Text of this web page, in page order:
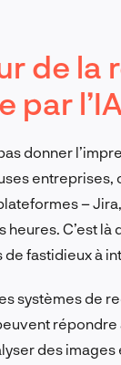
de la
par l’IA
donner
entreprises,
–
C’est
fastidieux à
systèmes de
des